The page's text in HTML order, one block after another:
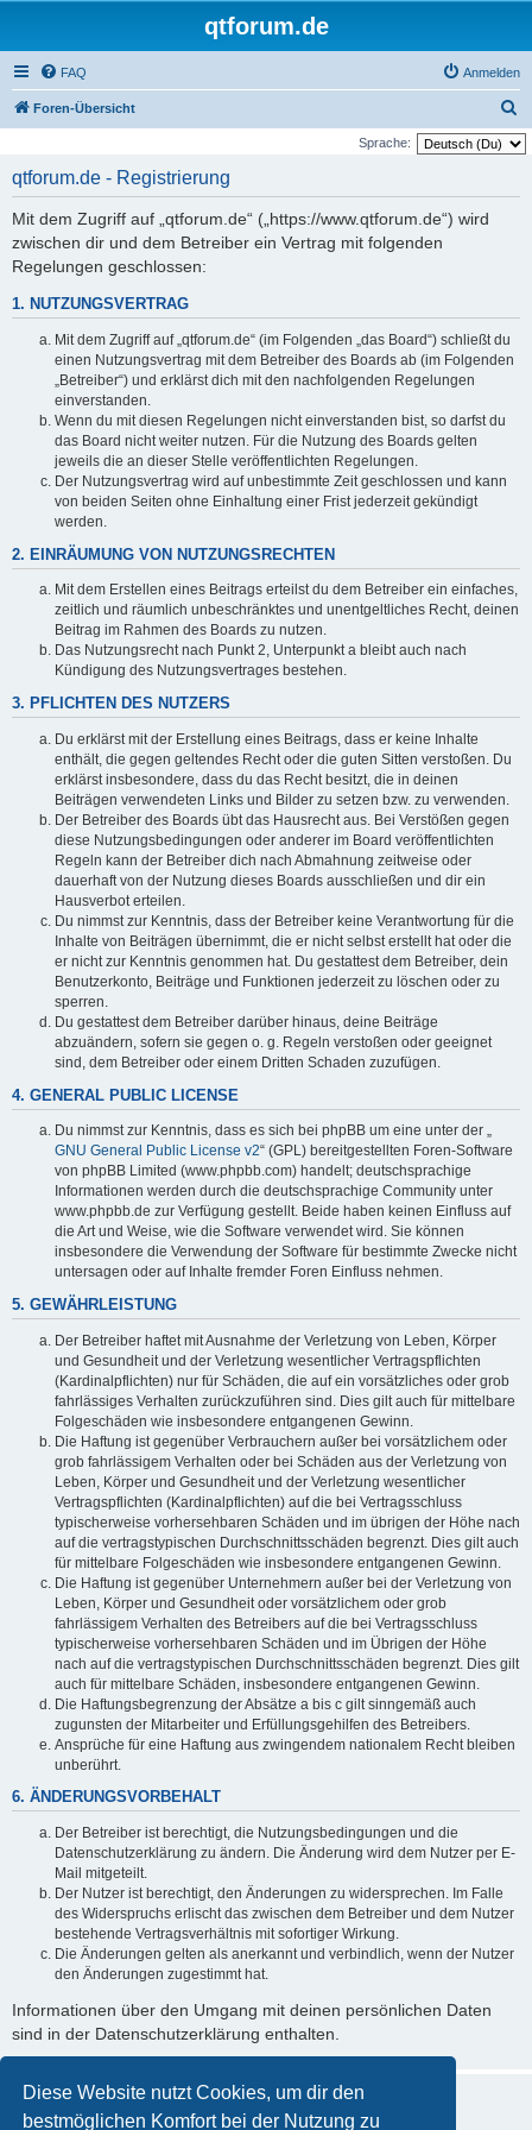
Diese Website nutzt Cookies, um dir den
bestmöglichen Komfort bei der Nutzung zu
qtforum.de
FAQ Anmelden
Foren-Übersicht
u
Sprache:
qtforum.de - Registrierung
Mit dem Zugriff auf „qtforum.de“ („https://www.qtforum.de“) wird
zwischen dir und dem Betreiber ein Vertrag mit folgenden
Regelungen geschlossen:
1. NUTZUNGSVERTRAG
Mit dem Zugriff auf „qtforum.de“ (im Folgenden „das Board“) schließt du
einen Nutzungsvertrag mit dem Betreiber des Boards ab (im Folgenden
„Betreiber“) und erklärst dich mit den nachfolgenden Regelungen
einverstanden.
Wenn du mit diesen Regelungen nicht einverstanden bist, so darfst du
das Board nicht weiter nutzen. Für die Nutzung des Boards gelten
jeweils die an dieser Stelle veröffentlichten Regelungen.
Der Nutzungsvertrag wird auf unbestimmte Zeit geschlossen und kann
von beiden Seiten ohne Einhaltung einer Frist jederzeit gekündigt
werden.
2. EINRÄUMUNG VON NUTZUNGSRECHTEN
Mit dem Erstellen eines Beitrags erteilst du dem Betreiber ein einfaches,
zeitlich und räumlich unbeschränktes und unentgeltliches Recht, deinen
Beitrag im Rahmen des Boards zu nutzen.
Das Nutzungsrecht nach Punkt 2, Unterpunkt a bleibt auch nach
Kündigung des Nutzungsvertrages bestehen.
3. PFLICHTEN DES NUTZERS
Du erklärst mit der Erstellung eines Beitrags, dass er keine Inhalte
enthält, die gegen geltendes Recht oder die guten Sitten verstoßen. Du
erklärst insbesondere, dass du das Recht besitzt, die in deinen
Beiträgen verwendeten Links und Bilder zu setzen bzw. zu verwenden.
Der Betreiber des Boards übt das Hausrecht aus. Bei Verstößen gegen
diese Nutzungsbedingungen oder anderer im Board veröffentlichten
Regeln kann der Betreiber dich nach Abmahnung zeitweise oder
dauerhaft von der Nutzung dieses Boards ausschließen und dir ein
Hausverbot erteilen.
Du nimmst zur Kenntnis, dass der Betreiber keine Verantwortung für die
Inhalte von Beiträgen übernimmt, die er nicht selbst erstellt hat oder die
er nicht zur Kenntnis genommen hat. Du gestattest dem Betreiber, dein
Benutzerkonto, Beiträge und Funktionen jederzeit zu löschen oder zu
sperren.
Du gestattest dem Betreiber darüber hinaus, deine Beiträge
abzuändern, sofern sie gegen o. g. Regeln verstoßen oder geeignet
sind, dem Betreiber oder einem Dritten Schaden zuzufügen.
4. GENERAL PUBLIC LICENSE
Du nimmst zur Kenntnis, dass es sich bei phpBB um eine unter der „
GNU General Public License v2“ (GPL) bereitgestellten Foren-Software
von phpBB Limited (www.phpbb.com) handelt; deutschsprachige
Informationen werden durch die deutschsprachige Community unter
www.phpbb.de zur Verfügung gestellt. Beide haben keinen Einfluss auf
die Art und Weise, wie die Software verwendet wird. Sie können
insbesondere die Verwendung der Software für bestimmte Zwecke nicht
untersagen oder auf Inhalte fremder Foren Einfluss nehmen.
5. GEWÄHRLEISTUNG
Der Betreiber haftet mit Ausnahme der Verletzung von Leben, Körper
und Gesundheit und der Verletzung wesentlicher Vertragspflichten
(Kardinalpflichten) nur für Schäden, die auf ein vorsätzliches oder grob
fahrlässiges Verhalten zurückzuführen sind. Dies gilt auch für mittelbare
Folgeschäden wie insbesondere entgangenen Gewinn.
Die Haftung ist gegenüber Verbrauchern außer bei vorsätzlichem oder
grob fahrlässigem Verhalten oder bei Schäden aus der Verletzung von
Leben, Körper und Gesundheit und der Verletzung wesentlicher
Vertragspflichten (Kardinalpflichten) auf die bei Vertragsschluss
typischerweise vorhersehbaren Schäden und im übrigen der Höhe nach
auf die vertragstypischen Durchschnittsschäden begrenzt. Dies gilt auch
für mittelbare Folgeschäden wie insbesondere entgangenen Gewinn.
Die Haftung ist gegenüber Unternehmern außer bei der Verletzung von
Leben, Körper und Gesundheit oder vorsätzlichem oder grob
fahrlässigem Verhalten des Betreibers auf die bei Vertragsschluss
typischerweise vorhersehbaren Schäden und im Übrigen der Höhe
nach auf die vertragstypischen Durchschnittsschäden begrenzt. Dies gilt
auch für mittelbare Schäden, insbesondere entgangenen Gewinn.
Die Haftungsbegrenzung der Absätze a bis c gilt sinngemäß auch
zugunsten der Mitarbeiter und Erfüllungsgehilfen des Betreibers.
Ansprüche für eine Haftung aus zwingendem nationalem Recht bleiben
unberührt.
6. ÄNDERUNGSVORBEHALT
Der Betreiber ist berechtigt, die Nutzungsbedingungen und die
Datenschutzerklärung zu ändern. Die Änderung wird dem Nutzer per E-
Mail mitgeteilt.
Der Nutzer ist berechtigt, den Änderungen zu widersprechen. Im Falle
des Widerspruchs erlischt das zwischen dem Betreiber und dem Nutzer
bestehende Vertragsverhältnis mit sofortiger Wirkung.
Die Änderungen gelten als anerkannt und verbindlich, wenn der Nutzer
den Änderungen zugestimmt hat.
Informationen über den Umgang mit deinen persönlichen Daten
sind in der Datenschutzerklärung enthalten.